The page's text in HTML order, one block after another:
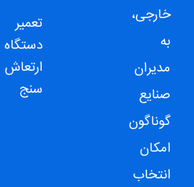
خارجی،
به
مدیران
صنایع
گوناگون
امکان
انتخاب
تعمیر
دستگاه
ارتعاش
سنج